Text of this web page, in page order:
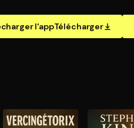
l'appTélécharger